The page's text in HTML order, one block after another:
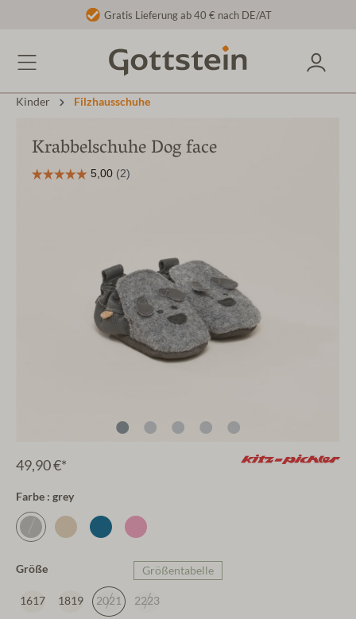
Gratis Lieferung ab 40 € nach DE/AT
Kinder Filzhausschuhe
Krabbelschuhe Dog face
49,90 €*
Farbe : grey
Größe Größentabelle
1617 1819 2021 2223